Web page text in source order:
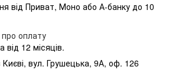
від Приват, Моно або А-банку до 10
про оплату
від 12 місяців.
вул. Грушецька, 9А, оф. 126